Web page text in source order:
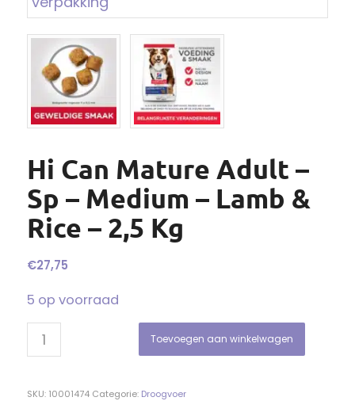
Hi Can Mature Adult –
Sp – Medium – Lamb &
Rice – 2,5 Kg
€27,75
5 op voorraad
Toevoegen aan winkelwagen
SKU: 10001474 Categorie: Droogvoer